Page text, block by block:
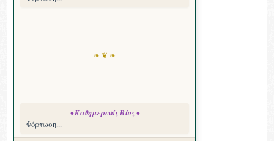
❧ ❦ ❧
• Καθημερινός Βίος •
Φόρτωση...